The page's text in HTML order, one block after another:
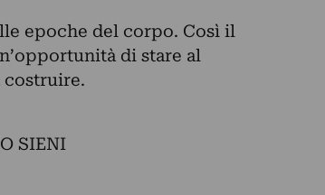
epoche del corpo. Così il
di stare al
SIENI